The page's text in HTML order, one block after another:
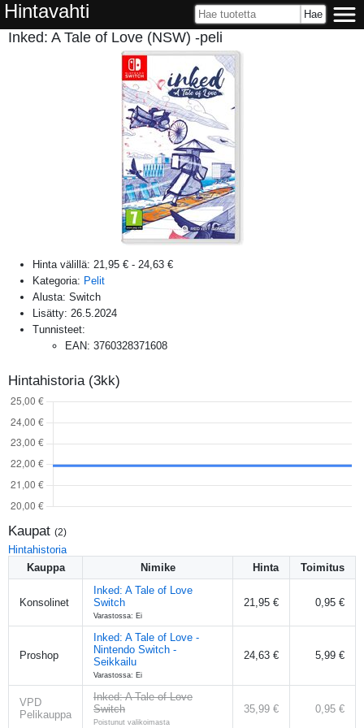
Hintavahti
Inked: A Tale of Love (NSW) -peli
Hinta välillä: 21,95 € - 24,63 €
Kategoria: Pelit
Alusta: Switch
Lisätty: 26.5.2024
Tunnisteet:
EAN: 3760328371608
Hintahistoria (3kk)
Kaupat (2)
Hintahistoria
Kauppa
Nimike Hinta Toimitus
Konsolinet
Inked: A Tale of Love
Switch
Varastossa: Ei
21,95 € 0,95 €
Proshop
Inked: A Tale of Love -
Nintendo Switch -
Seikkailu
Varastossa: Ei
24,63 € 5,99 €
VPD
Pelikauppa
Inked: A Tale of Love
Switch
Poistunut valikoimasta
35,99 € 0,95 €